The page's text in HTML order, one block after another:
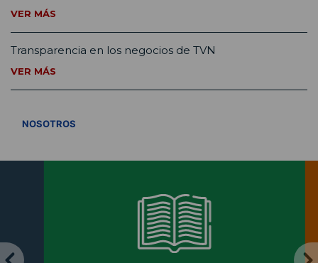
VER MÁS
Transparencia en los negocios de TVN
VER MÁS
NOSOTROS